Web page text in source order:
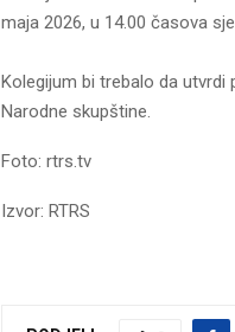
maja 2026, u 14.00 časova
Kolegijum bi trebalo da utvrdi
Narodne skupštine.
Foto: rtrs.tv
Izvor: RTRS